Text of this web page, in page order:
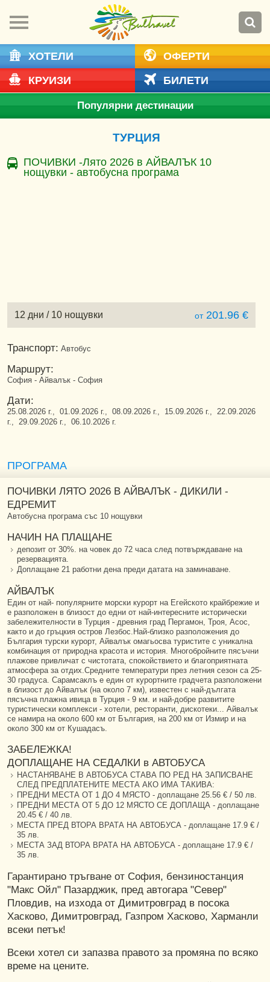
ХОТЕЛИ
ОФЕРТИ
КРУИЗИ
БИЛЕТИ
Популярни дестинации
ТУРЦИЯ
ПОЧИВКИ -Лято 2026 в АЙВАЛЪК 10
нощувки - автобусна програма
12 дни / 10 нощувки от201.96 €
Транспорт: Автобус
Маршрут:
София - Айвалък - София
Дати:
25.08.2026 г., 01.09.2026 г., 08.09.2026 г., 15.09.2026 г., 22.09.2026
г., 29.09.2026 г., 06.10.2026 г.
ПРОГРАМА
ПОЧИВКИ ЛЯТО 2026 В АЙВАЛЪК - ДИКИЛИ -
ЕДРЕМИТ
Автобусна програма със 10 нощувки
НАЧИН НА ПЛАЩАНЕ
депозит от 30%. на човек до 72 часа след потвърждаване на
резервацията.
Доплащане 21 работни дена преди датата на заминаване.
АЙВАЛЪК
Един от най- популярните морски курорт на Егейското крайбрежие и
е разположен в близост до едни от най-интересните исторически
забележителности в Турция - древния град Пергамон, Троя, Асос,
както и до гръцкия остров Лезбос.Най-близко разположения до
България турски курорт, Айвалък омагьосва туристите с уникална
комбинация от природна красота и история. Многобройните пясъчни
плажове привличат с чистотата, спокойствието и благоприятната
атмосфера за отдих.Средните температури през летния сезон са 25-
30 градуса. Сарамсаклъ е един от курортните градчета разположени
в близост до Айвалък (на около 7 км), известен с най-дългата
пясъчна плажна ивица в Турция - 9 км. и най-добре развитите
туристически комплекси - хотели, ресторанти, дискотеки... Айвалък
се намира на около 600 км от България, на 200 км от Измир и на
около 300 км от Кушадасъ.
ЗАБЕЛЕЖКА!
ДОПЛАЩАНЕ НА СЕДАЛКИ в АВТОБУСА
НАСТАНЯВАНЕ В АВТОБУСА СТАВА ПО РЕД НА ЗАПИСВАНЕ
СЛЕД ПРЕДПЛАТЕНИТЕ МЕСТА АКО ИМА ТАКИВА:
ПРЕДНИ МЕСТА ОТ 1 ДО 4 МЯСТО - доплащане 25.56 € / 50 лв.
ПРЕДНИ МЕСТА ОТ 5 ДО 12 МЯСТО СЕ ДОПЛАЩА - доплащане
20.45 € / 40 лв.
МЕСТА ПРЕД ВТОРА ВРАТА НА АВТОБУСА - доплащане 17.9 € /
35 лв.
МЕСТА ЗАД ВТОРА ВРАТА НА АВТОБУСА - доплащане 17.9 € /
35 лв.
Гарантирано тръгване от София, бензиностанция
"Макс Ойл" Пазарджик, пред автогара "Север"
Пловдив, на изхода от Димитровград в посока
Хасково, Димитровград, Газпром Хасково, Харманли
всеки петък!
Всеки хотел си запазва правото за промяна по всяко
време на цените.